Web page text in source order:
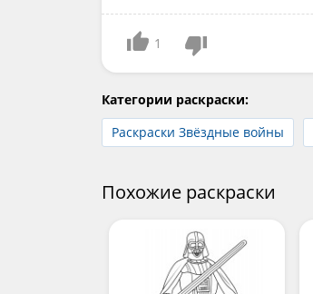
1
Категории раскраски:
Раскраски Звёздные войны
Похожие раскраски